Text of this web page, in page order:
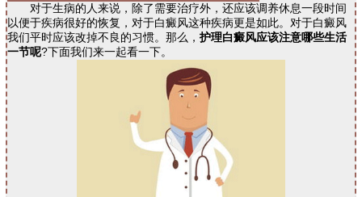
对于生病的人来说，除了需要治疗外，还应该调养休息一段时间
以便于疾病很好的恢复，对于白癜风这种疾病更是如此。对于白癜风
我们平时应该改掉不良的习惯。那么， 护理白癜风应该注意哪些生活
一节呢?下面我们来一起看一下。